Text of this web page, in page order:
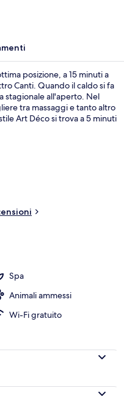
posizione, a 15 minuti a
Canti. Quando il caldo si fa
stagionale all'aperto. Nel
tra massaggi e tanto altro
Art Déco si trova a 5 minuti
personale gentile e la
Spa
Animali ammessi
Wi-Fi gratuito